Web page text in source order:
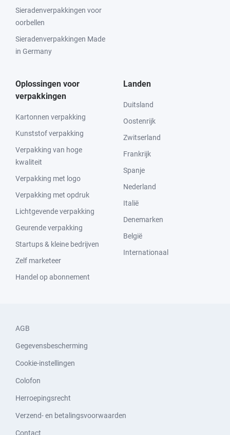
Sieradenverpakkingen voor
oorbellen
Sieradenverpakkingen Made
in Germany
Oplossingen voor
verpakkingen
Kartonnen verpakking
Kunststof verpakking
Verpakking van hoge
kwaliteit
Verpakking met logo
Verpakking met opdruk
Lichtgevende verpakking
Geurende verpakking
Startups & kleine bedrijven
Zelf marketeer
Handel op abonnement
Landen
Duitsland
Oostenrijk
Zwitserland
Frankrijk
Spanje
Nederland
Italië
Denemarken
België
Internationaal
AGB
Gegevensbescherming
Cookie-instellingen
Colofon
Herroepingsrecht
Verzend- en betalingsvoorwaarden
Contact